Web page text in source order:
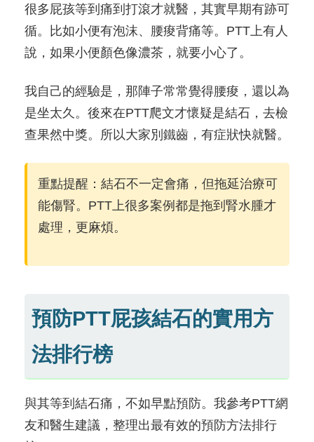
很多屁孩等到痛到打滾才就醫，其實早期有跡可
循。比如小便有泡沫、腰痠背痛等。PTT上有人
說，如果小便顏色像濃茶，就要小心了。
我自己的經驗是，那陣子常常覺得腰痠，還以為
是坐太久。後來在PTT爬文才懷疑是結石，去檢
查果然中獎。所以大家別鐵齒，有症狀快就醫。
重點提醒：結石不一定會痛，但拖延治療可
能傷腎。PTT上很多案例都是拖到腎水腫才
處理，更麻煩。
預防PTT屁孩結石的實用方
法排行榜
與其等到結石痛，不如早點預防。我參考PTT網
友和醫生建議，整理出最有效的預防方法排行